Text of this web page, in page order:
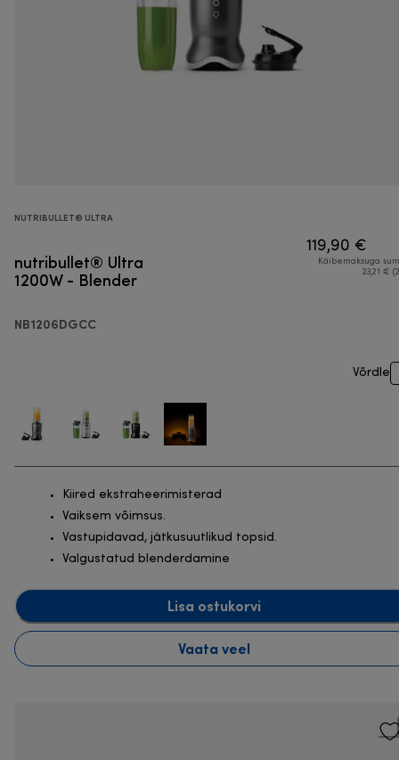
NUTRIBULLET® ULTRA
nutribullet® Ultra
1200W - Blender
NB1206DGCC
119,90 €
Käibemaksuga
23,21 €
Võrdle
Kiired ekstraheerimisterad
Vaiksem võimsus.
Vastupidavad, jätkusuutlikud topsid.
Valgustatud blenderdamine
Lisa ostukorvi
Vaata veel